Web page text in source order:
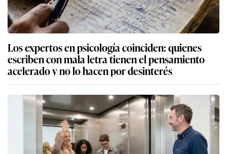
Los expertos en psicología coinciden: quienes
escriben con mala letra tienen el pensamiento
acelerado y no lo hacen por desinterés